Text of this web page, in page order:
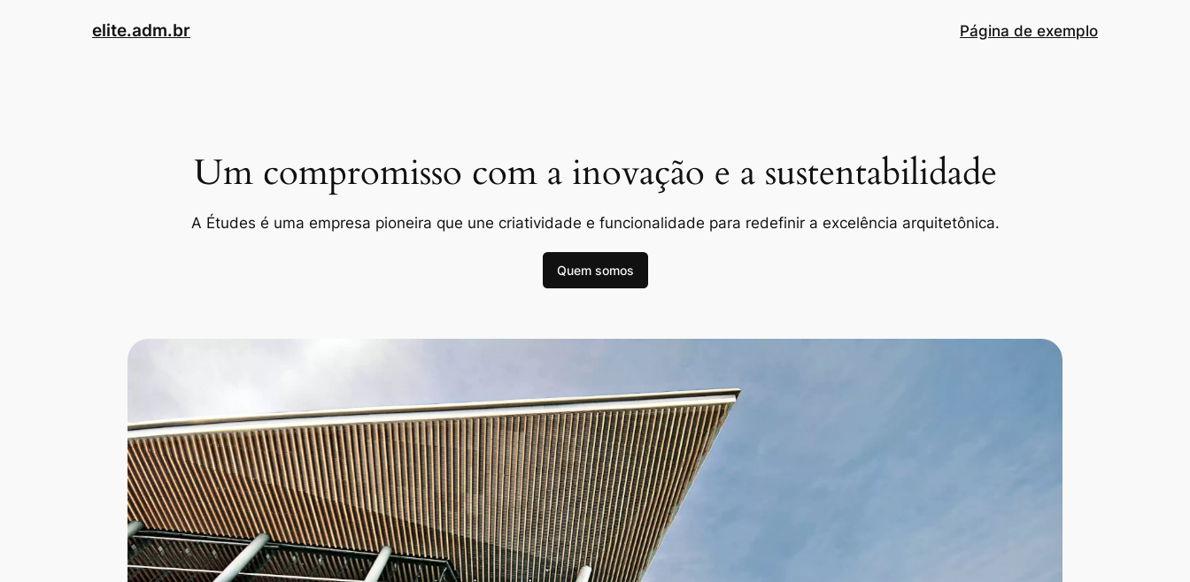
elite.adm.br Página de exemplo
Um compromisso com a inovação e a sustentabilidade
A Études é uma empresa pioneira que une criatividade e funcionalidade para redefinir a excelência arquitetônica.
Quem somos